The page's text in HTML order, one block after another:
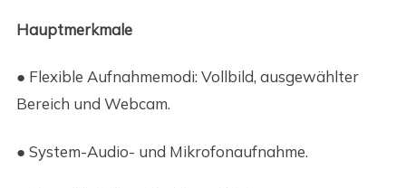
Hauptmerkmale
● Flexible Aufnahmemodi: Vollbild, ausgewählter
Bereich und Webcam.
● System-Audio- und Mikrofonaufnahme.